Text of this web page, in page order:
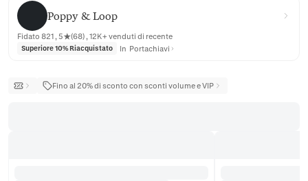
Poppy & Loop
Poppy & Loop
Fidato 821 , 5★(68) , 12K+ venduti di recente
Superiore 10% Riacquistato In Portachiavi
Fino al 20% di sconto con sconti volume e VIP